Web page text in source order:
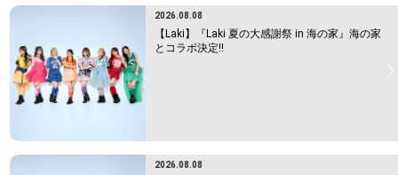
2026.08.08
【Laki】『Laki 夏の大感謝祭 in 海の家』海の家
とコラボ決定!!
2026.08.08